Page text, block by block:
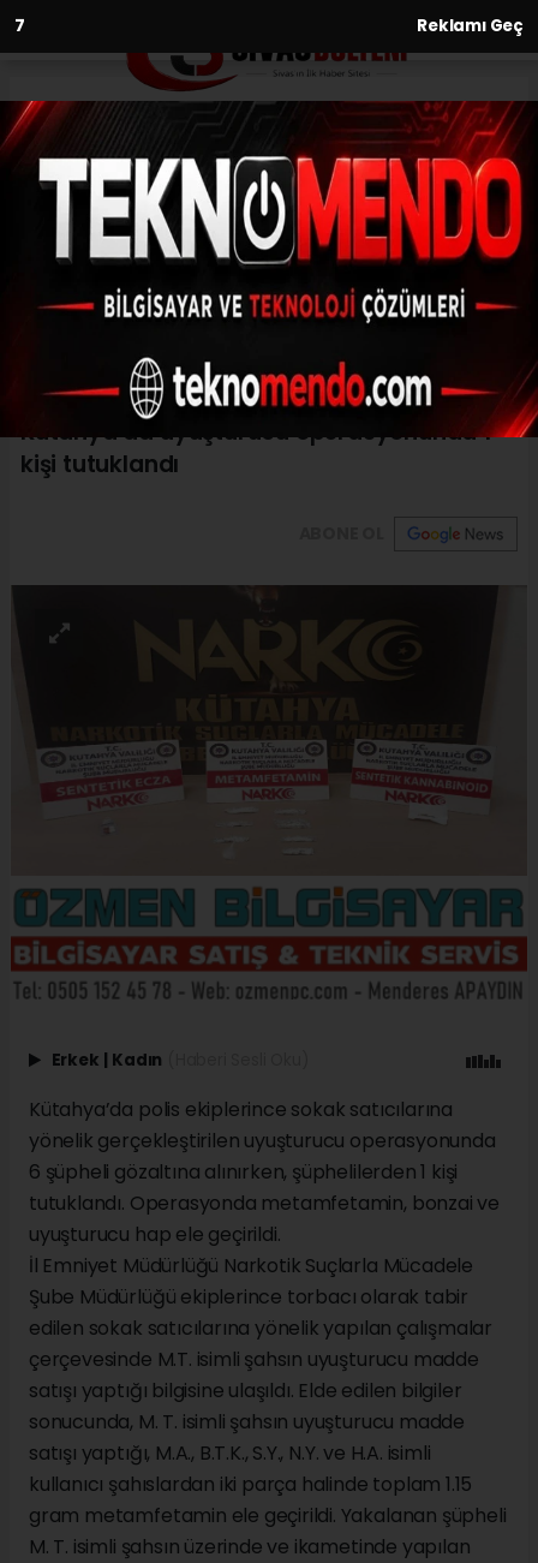
6 Reklamı Geç
Anasayfa
Kütahya’da uyuşturucu
operasyonunda 1 kişi
tutuklandı
(İHA) - İhlas Haber Ajansı | 31.05.2023 - 11:06, Güncelleme: 31.05.2023
Kütahya’da uyuşturucu operasyonunda 1
kişi tutuklandı
Erkek | Kadın
Kütahya’da polis ekiplerince sokak satıcılarına
yönelik gerçekleştirilen uyuşturucu operasyonunda
6 şüpheli gözaltına alınırken, şüphelilerden 1 kişi
tutuklandı. Operasyonda metamfetamin, bonzai ve
uyuşturucu hap ele geçirildi.
İl Emniyet Müdürlüğü Narkotik Suçlarla Mücadele
Şube Müdürlüğü ekiplerince torbacı olarak tabir
edilen sokak satıcılarına yönelik yapılan çalışmalar
çerçevesinde M.T. isimli şahsın uyuşturucu madde
satışı yaptığı bilgisine ulaşıldı. Elde edilen bilgiler
sonucunda, M. T. isimli şahsın uyuşturucu madde
satışı yaptığı, M.A., B.T.K., S.Y., N.Y. ve H.A. isimli
kullanıcı şahıslardan iki parça halinde toplam 1.15
gram metamfetamin ele geçirildi. Yakalanan şüpheli
M. T. isimli şahsın üzerinde ve ikametinde yapılan